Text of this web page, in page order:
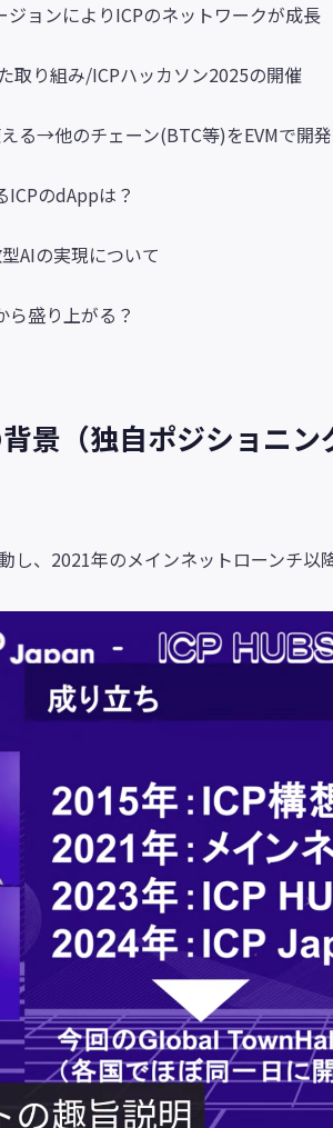
ジョンによりICPのネットワークが成長
取り組み/ICPハッカソン2025の開催
る→他のチェーン(BTC等)をEVMで開
ICPのdAppは？
AIの実現について
ら盛り上がる？
景（独自ポジショニン
し、2021年のメインネットローンチ以